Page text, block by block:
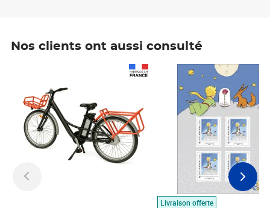
Nos clients ont aussi consulté
Livraison offerte
Prix 7,50€